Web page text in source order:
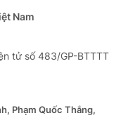
Nam
tử số 483/GP-BTTTT
Phạm Quốc Thắng,